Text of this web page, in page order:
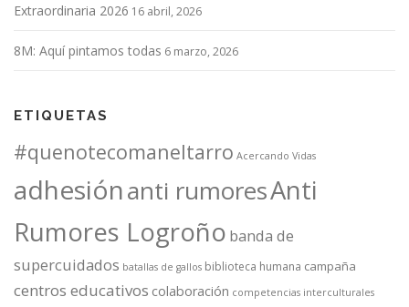
Extraordinaria 2026 16 abril, 2026
8M: Aquí pintamos todas 6 marzo, 2026
ETIQUETAS
#quenotecomaneltarro Acercando Vidas
adhesiónanti rumoresAnti
Rumores Logroño banda de
supercuidados batallas de gallos biblioteca humana campaña
centros educativos colaboración competencias interculturales